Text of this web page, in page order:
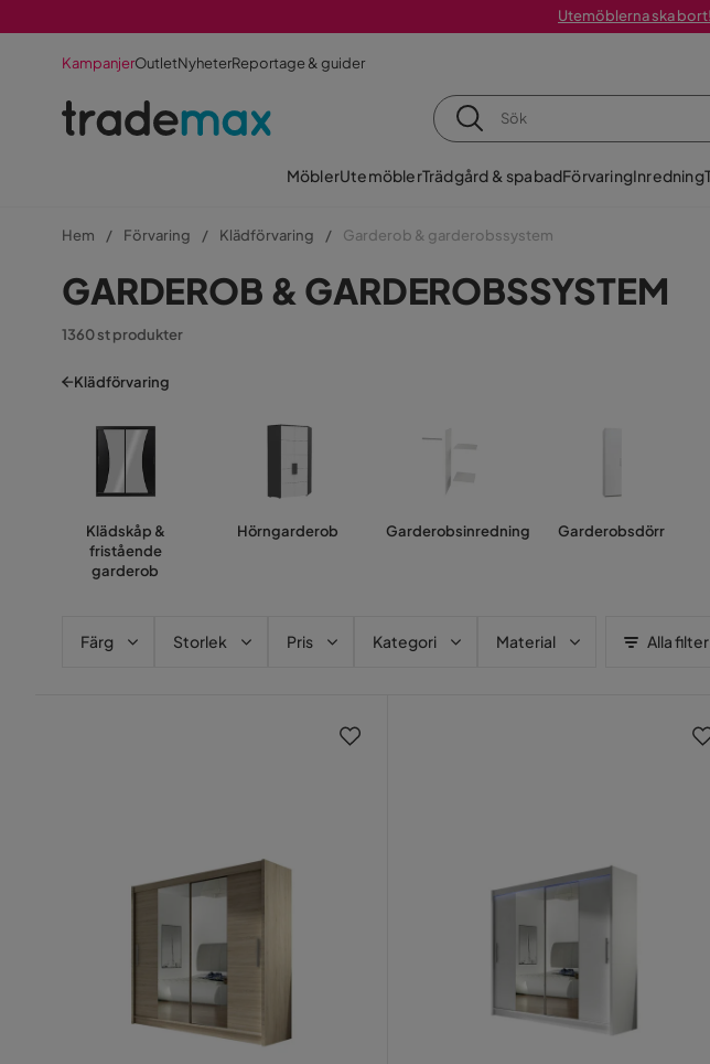
Utemöblerna ska
KampanjerOutletNyheterReportage & guider
MöblerUtemöblerTrädgård & spabadFörvaringInredning
Hem Förvaring Klädförvaring Garderob & garderobssystem
GARDEROB & GARDEROBSSYSTEM
1360 st produkter
Klädförvaring
Klädskåp &
fristående
garderob
Hörngarderob Garderobsinredning Garderobsdörr
Färg Storlek Pris Kategori Material Alla filter